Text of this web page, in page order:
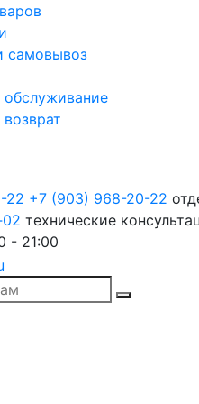
самовывоз
22 +7 (903) 968-20-22
технические
- 21:00